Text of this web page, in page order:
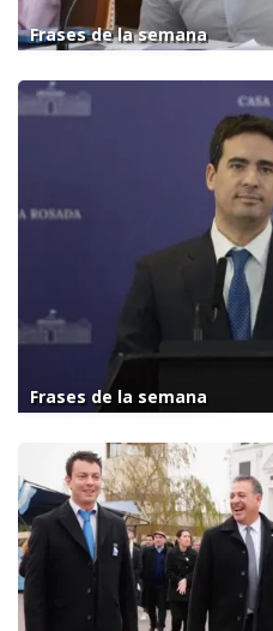
Frases de la semana
Frases de la semana